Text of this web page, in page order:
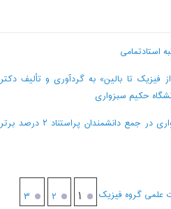
استادتمامی
فیزیک تا بالین» به گردآوری و تألیف دکتر
حکیم سبزواری
یازده پژوهشگر دانشگاه حکیم سبزواری در جمع دانشمندان پراستناد ۲ درصد برتر
علمی گروه فیزیک
۱ ۲ ۳